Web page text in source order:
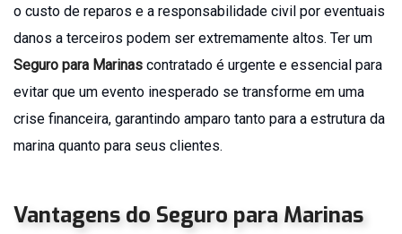
Empresa
Empresarial
Seguro
para
Festas
Seguro
Responsabilidade
o custo de reparos e a responsabilidade civil por eventuais
danos a terceiros podem ser extremamente altos. Ter um
Seguro para Marinas contratado é urgente e essencial para
evitar que um evento inesperado se transforme em uma
crise financeira, garantindo amparo tanto para a estrutura da
marina quanto para seus clientes.
Vantagens do Seguro para Marinas